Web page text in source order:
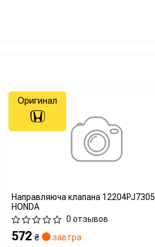
Направляюча клапана 12204PJ7305
HONDA
0 отзывов
572 ₴
завтра
Оригинал